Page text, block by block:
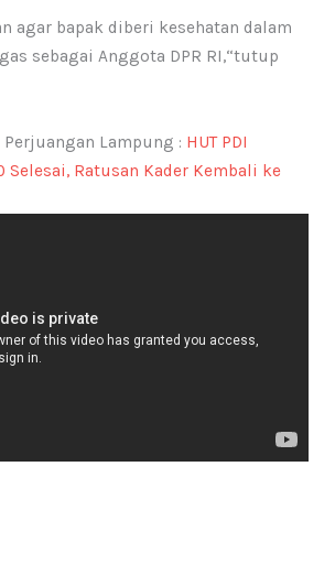
agar bapak diberi kesehatan dalam
sebagai Anggota DPR RI,“tutup
Perjuangan Lampung : HUT PDI
Selesai, Ratusan Kader Kembali ke